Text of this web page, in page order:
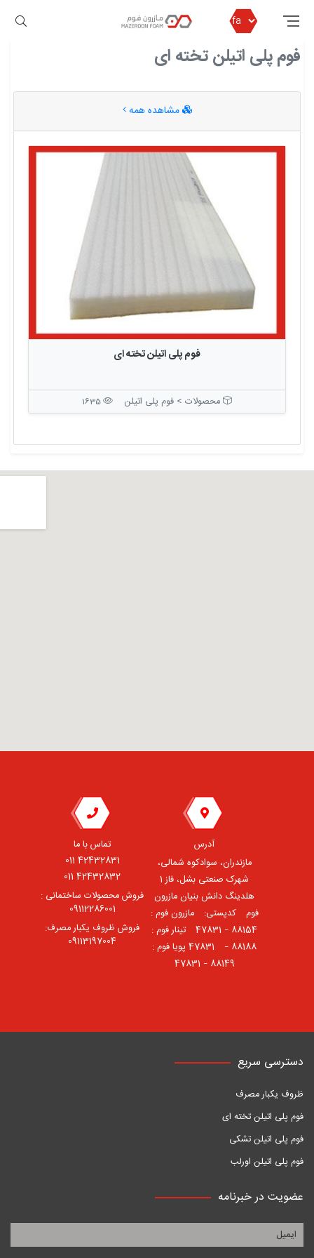
مازرون فوم فوم پلی اتیلن تخته ای
فوم پلی اتیلن تخته ای
مشاهده همه
فوم پلی اتیلن تخته ای
محصولات > فوم پلی اتیلن
آدرس
مازندران، سوادکوه شمالی،
شهرک صنعتی بشل، فاز 1
هلدینگ دانش بنیان مازرون
فوم ⠀کدپستی: ⠀مازرون فوم :
88154 – 47831 ⠀تینار فوم :
88188 – 47831⠀ پویا فوم :
88149 – 47831
تماس با ما
42432831 011
42432832 011
فروش محصولات ساختمانی :
09112286001
فروش ظروف یکبار مصرف:
09113197004
دسترسی سریع
ظروف یکبار مصرف
فوم پلی اتیلن تخته ای
فوم پلی اتیلن تشکی
فوم پلی اتیلن اورلب
عضویت در خبرنامه